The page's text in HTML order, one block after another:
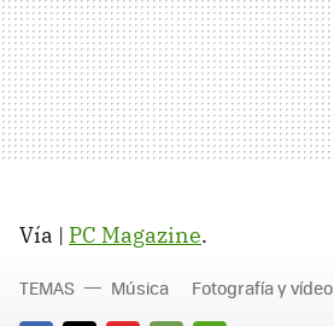
Vía | PC Magazine.
TEMAS Música Fotografía y vídeo